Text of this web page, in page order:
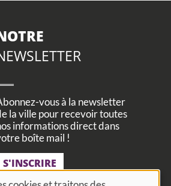
vous à la newsletter
la ville pour recevoir toutes
informations direct dans
boîte mail !
S'INSCRIRE